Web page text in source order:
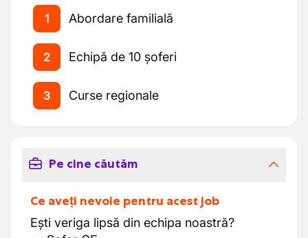
1 Abordare familială
2 Echipă de 10 șoferi
3 Curse regionale
Pe cine căutăm
Ce aveți nevoie pentru acest job
Ești veriga lipsă din echipa noastră?